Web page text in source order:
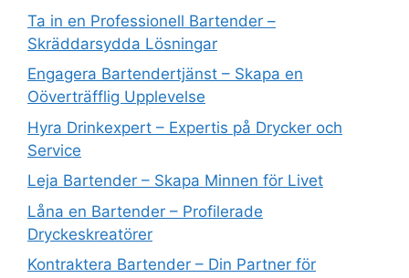
Ta in en Professionell Bartender –
Skräddarsydda Lösningar
Engagera Bartendertjänst – Skapa en
Oöverträfflig Upplevelse
Hyra Drinkexpert – Expertis på Drycker och
Service
Leja Bartender – Skapa Minnen för Livet
Låna en Bartender – Profilerade
Dryckeskreatörer
Kontraktera Bartender – Din Partner för